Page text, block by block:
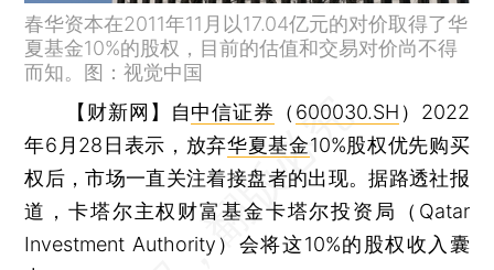
春华资本在2011年11月以17.04亿元的对价取得了华
夏基金10%的股权，目前的估值和交易对价尚不得
而知。图：视觉中国
【财新网】
自中信证券 （ 600030.SH ）2022
年6月28日表示，放弃华夏基金10%股权优先购买
权后，市场一直关注着接盘者的出现。据路透社报
道，卡塔尔主权财富基金卡塔尔投资局（Qatar
Investment Authority）会将这10%的股权收入囊